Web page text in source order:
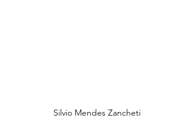
Silvio Mendes Zancheti